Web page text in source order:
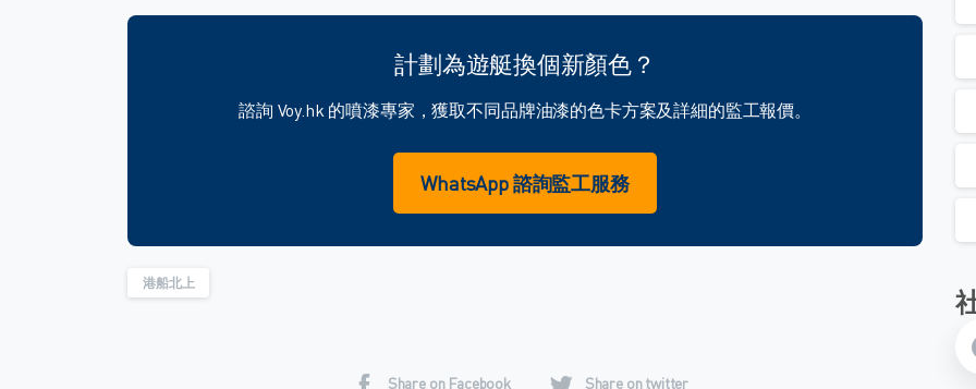
計劃為遊艇換個新顏色？
諮詢 Voy.hk 的噴漆專家，獲取不同品牌油漆的色卡方案及詳細的監工報價。
WhatsApp 諮詢監工服務
港船北上
Share on Facebook Share on twitter